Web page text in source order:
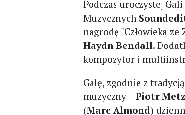
Podczas uroczystej
Muzycznych
nagrodę "Człowieka
Haydn Bendall.
kompozytor i
Galę, zgodnie z tradycją
muzyczny –Piotr Metz
(Marc Almond)